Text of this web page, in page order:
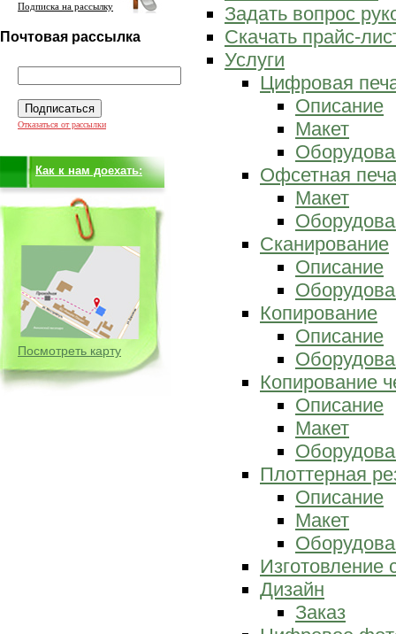
Подписка на рассылку
Почтовая рассылка
Отказаться от рассылки
Как к нам доехать:
Посмотреть карту
Задать вопрос
Скачать прайс-
Услуги
Цифровая
Описание
Макет
Офсетная
Макет
Сканирование
Описание
Копирование
Описание
Копирование
Описание
Макет
Плоттерная
Описание
Макет
Изготовление
Дизайн
Заказ